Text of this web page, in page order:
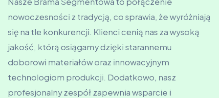
nowoczesności z tradycją, co sprawia, że wyróżniają
się na tle konkurencji. Klienci cenią nas za wysoką
jakość, którą osiągamy dzięki starannemu
doborowi materiałów oraz innowacyjnym
technologiom produkcji. Dodatkowo, nasz
profesjonalny zespół zapewnia wsparcie i